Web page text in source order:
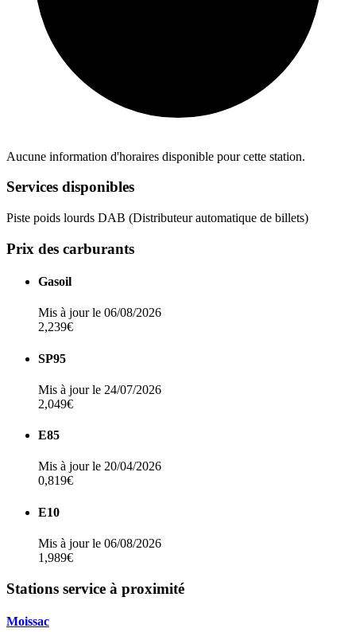
Aucune information d'horaires disponible pour cette station.
Services disponibles
Piste poids lourds DAB (Distributeur automatique de billets)
Prix des carburants
Gasoil
Mis à jour le 06/08/2026
2,239€
SP95
Mis à jour le 24/07/2026
2,049€
E85
Mis à jour le 20/04/2026
0,819€
E10
Mis à jour le 06/08/2026
1,989€
Stations service à proximité
Moissac